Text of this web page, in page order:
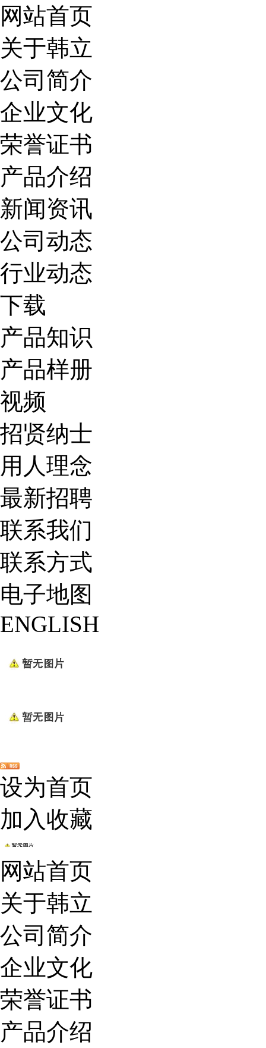
网站首页
关于韩立
公司简介
企业文化
荣誉证书
产品介绍
新闻资讯
公司动态
行业动态
下载
产品知识
产品样册
视频
招贤纳士
用人理念
最新招聘
联系我们
联系方式
电子地图
ENGLISH
设为首页
加入收藏
网站首页
关于韩立
公司简介
企业文化
荣誉证书
产品介绍